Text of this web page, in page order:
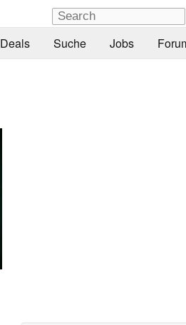
Deals Suche Jobs